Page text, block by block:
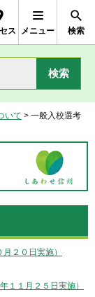
ス メニュー 検索
いて > 一般入校選考
２０日実施）
１１月２５日実施）